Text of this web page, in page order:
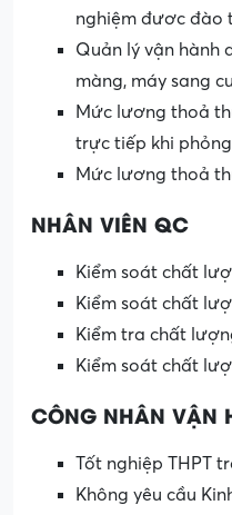
nghiệm đươc đào
Quản lý vận hành
màng, máy sang
Mức lương thoả
trực tiếp khi
Mức lương thoả
NHÂN VIÊN QC
Kiểm soát chất
Kiểm soát chất
Kiểm tra chất
Kiểm soát chất
CÔNG NHÂN VẬN
Tốt nghiệp THPT
Không yêu cầu